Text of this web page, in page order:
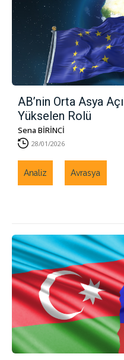
AB’nin Orta Asya
Yükselen Rolü
Sena BİRİNCİ
28/01/2026
Analiz Avrasya